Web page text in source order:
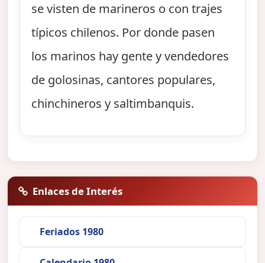
se visten de marineros o con trajes
típicos chilenos. Por donde pasen
los marinos hay gente y vendedores
de golosinas, cantores populares,
chinchineros y saltimbanquis.
Enlaces de Interés
Feriados 1980